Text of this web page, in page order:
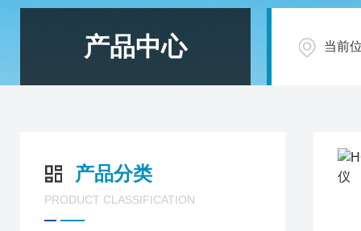
产品中心 当前
产品分类
PRODUCT CLASSIFICATION